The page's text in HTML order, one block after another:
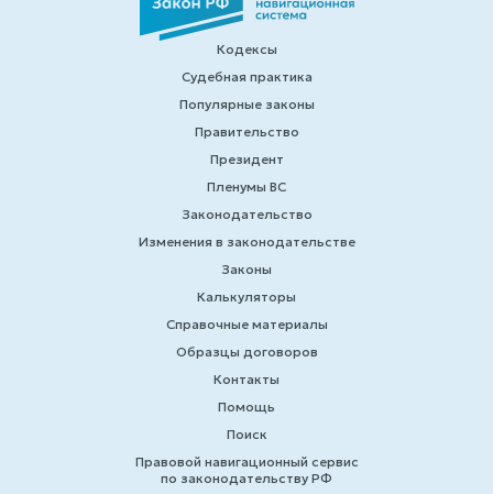
Кодексы
Судебная практика
Популярные законы
Правительство
Президент
Пленумы ВС
Законодательство
Изменения в законодательстве
Законы
Калькуляторы
Справочные материалы
Образцы договоров
Контакты
Помощь
Поиск
Правовой навигационный сервис
по законодательству РФ